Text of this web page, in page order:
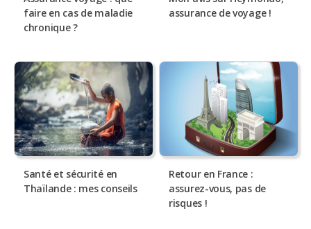
faire en cas de maladie
chronique ?
assurance de voyage !
Santé et sécurité en
Thaïlande : mes conseils
Retour en France :
assurez-vous, pas de
risques !